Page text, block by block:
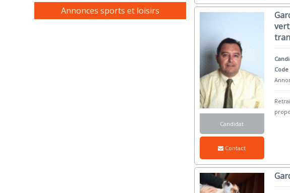
Candidat
Contact
Code
Annonces sports et loisirs